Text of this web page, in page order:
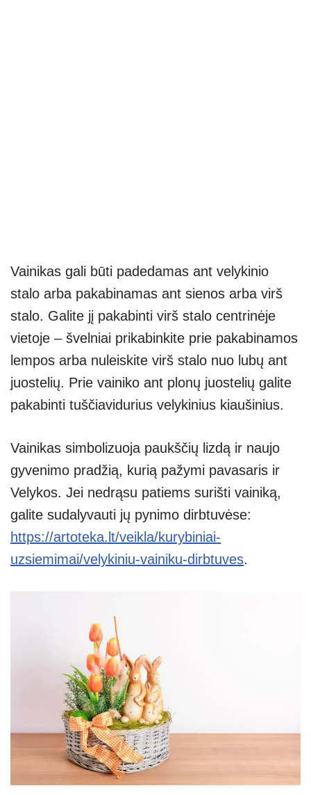
Vainikas gali būti padedamas ant velykinio
stalo arba pakabinamas ant sienos arba virš
stalo. Galite jį pakabinti virš stalo centrinėje
vietoje – švelniai prikabinkite prie pakabinamos
lempos arba nuleiskite virš stalo nuo lubų ant
juostelių. Prie vainiko ant plonų juostelių galite
pakabinti tuščiavidurius velykinius kiaušinius.
Vainikas simbolizuoja paukščių lizdą ir naujo
gyvenimo pradžią, kurią pažymi pavasaris ir
Velykos. Jei nedrąsu patiems surišti vainiką,
galite sudalyvauti jų pynimo dirbtuvėse:
https://artoteka.lt/veikla/kurybiniai-
uzsiemimai/velykiniu-vainiku-dirbtuves.